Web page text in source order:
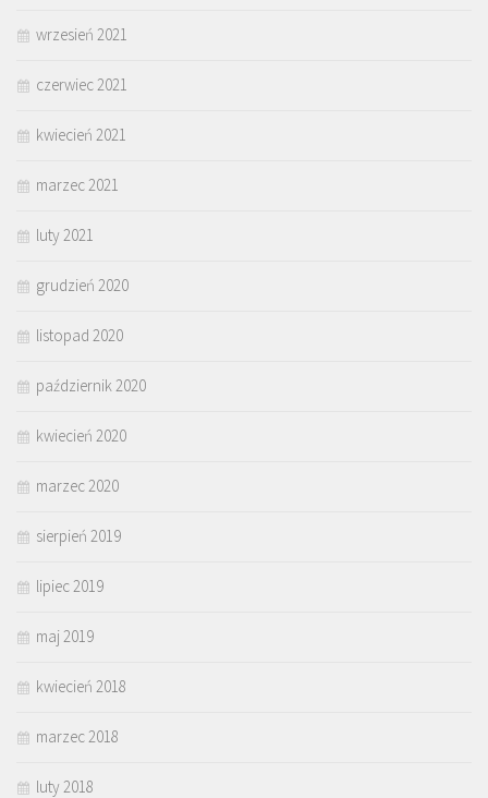
wrzesień 2021
czerwiec 2021
kwiecień 2021
marzec 2021
luty 2021
grudzień 2020
listopad 2020
październik 2020
kwiecień 2020
marzec 2020
sierpień 2019
lipiec 2019
maj 2019
kwiecień 2018
marzec 2018
luty 2018